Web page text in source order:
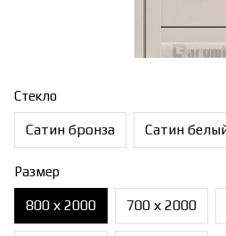
Стекло
Сатин бронза Сатин
Размер
800 х 2000 700 х 2000